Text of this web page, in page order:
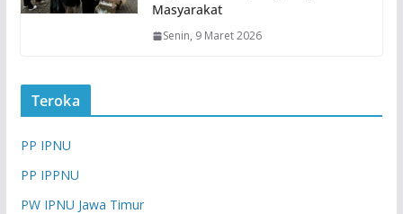
Masyarakat
Senin, 9 Maret 2026
Teroka
PP IPNU
PP IPPNU
PW IPNU Jawa Timur